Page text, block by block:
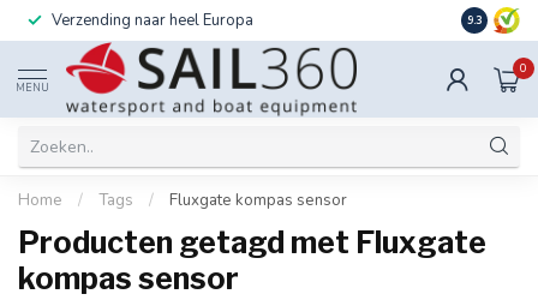
Verzending naar heel Europa Ook
9.3
MENU
0
Home / Tags / Fluxgate kompas sensor
Producten getagd met Fluxgate
kompas sensor